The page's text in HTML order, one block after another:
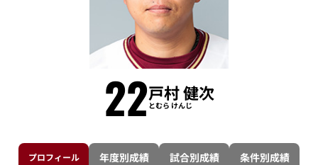
22戸村 健次
とむら けんじ
プロフィール 年度別成績 試合別成績 条件別成績